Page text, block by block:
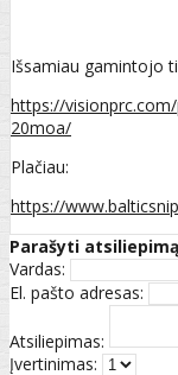
Išsamiau gamintojo
https://
20moa/
Plačiau:
https://
Parašyti atsiliepimą
Vardas:
El. pašto adresas:
Atsiliepimas:
Įvertinimas: